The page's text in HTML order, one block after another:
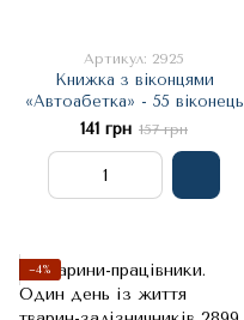
Артикул: 2925
Книжка з віконцями
«Автоабетка» - 55 віконець
141 грн 157 грн
−4%